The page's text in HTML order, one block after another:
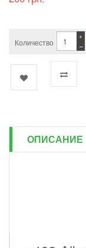
Количество −
+
ОПИСАНИЕ